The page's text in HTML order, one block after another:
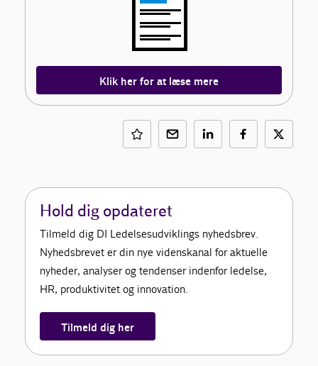
Klik her for at læse mere
Hold dig opdateret
Tilmeld dig DI Ledelsesudviklings nyhedsbrev.
Nyhedsbrevet er din nye videnskanal for aktuelle
nyheder, analyser og tendenser indenfor ledelse,
HR, produktivitet og innovation.
Tilmeld dig her